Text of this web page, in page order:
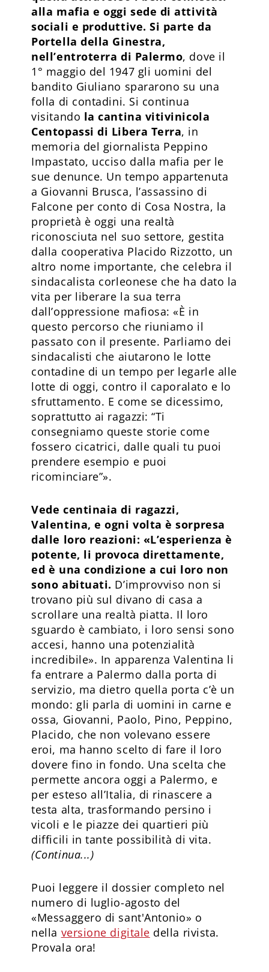
alla mafia e oggi sede di attività
sociali e produttive. Si parte da
Portella della Ginestra,
nell’entroterra di Palermo, dove il
1° maggio del 1947 gli uomini del
bandito Giuliano spararono su una
folla di contadini. Si continua
visitando la cantina vitivinicola
Centopassi di Libera Terra, in
memoria del giornalista Peppino
Impastato, ucciso dalla mafia per le
sue denunce. Un tempo appartenuta
a Giovanni Brusca, l’assassino di
Falcone per conto di Cosa Nostra, la
proprietà è oggi una realtà
riconosciuta nel suo settore, gestita
dalla cooperativa Placido Rizzotto, un
altro nome importante, che celebra il
sindacalista corleonese che ha dato la
vita per liberare la sua terra
dall’oppressione mafiosa: «È in
questo percorso che riuniamo il
passato con il presente. Parliamo dei
sindacalisti che aiutarono le lotte
contadine di un tempo per legarle alle
lotte di oggi, contro il caporalato e lo
sfruttamento. E come se dicessimo,
soprattutto ai ragazzi: “Ti
consegniamo queste storie come
fossero cicatrici, dalle quali tu puoi
prendere esempio e puoi
ricominciare”».
Vede centinaia di ragazzi,
Valentina, e ogni volta è sorpresa
dalle loro reazioni: «L’esperienza è
potente, li provoca direttamente,
ed è una condizione a cui loro non
sono abituati. D’improvviso non si
trovano più sul divano di casa a
scrollare una realtà piatta. Il loro
sguardo è cambiato, i loro sensi sono
accesi, hanno una potenzialità
incredibile». In apparenza Valentina li
fa entrare a Palermo dalla porta di
servizio, ma dietro quella porta c’è un
mondo: gli parla di uomini in carne e
ossa, Giovanni, Paolo, Pino, Peppino,
Placido, che non volevano essere
eroi, ma hanno scelto di fare il loro
dovere fino in fondo. Una scelta che
permette ancora oggi a Palermo, e
per esteso all’Italia, di rinascere a
testa alta, trasformando persino i
vicoli e le piazze dei quartieri più
difficili in tante possibilità di vita.
(Continua...)
Puoi leggere il dossier completo nel
numero di luglio-agosto del
«Messaggero di sant'Antonio» o
nella versione digitale della rivista.
Provala ora!